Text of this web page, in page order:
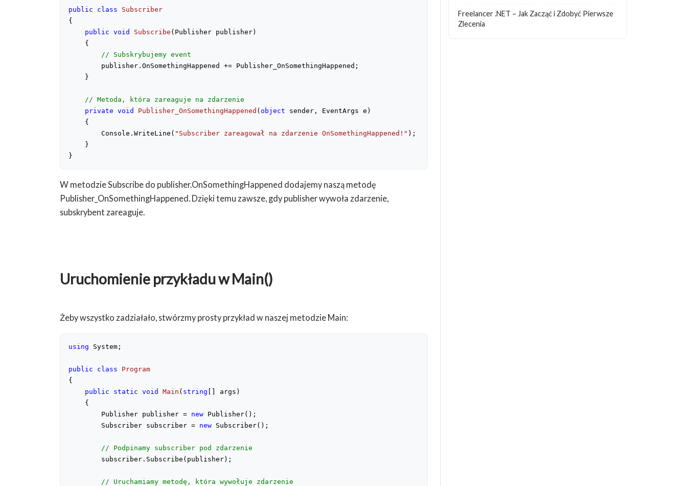
public class
Subscriber
{
public void Subscribe ( Publisher publisher)
{
// Subskrybujemy event
        publisher.OnSomethingHappened += Publisher_OnSomethingHappened;
    }
// Metoda, która zareaguje na zdarzenie
private void Publisher_OnSomethingHappened ( object sender, EventArgs e )
{
        Console.WriteLine(
"Subscriber zareagował na zdarzenie OnSomethingHappened!" );
    }
}
W metodzie Subscribe do publisher.OnSomethingHappened dodajemy naszą metodę
Publisher_OnSomethingHappened. Dzięki temu zawsze, gdy publisher wywoła zdarzenie,
subskrybent zareaguje.
Uruchomienie przykładu w Main()
Żeby wszystko zadziałało, stwórzmy prosty przykład w naszej metodzie Main:
using System;
public class
Program
{
public
static void Main ( string [] args )
{
        Publisher publisher =
new Publisher();
        Subscriber subscriber =
new Subscriber();
// Podpinamy subscriber pod zdarzenie
        subscriber.Subscribe(publisher);
// Uruchamiamy metodę, która wywołuje zdarzenie
Freelancer .NET – Jak Zacząć i Zdobyć Pierwsze
Zlecenia